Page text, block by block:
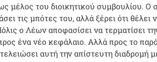
μέλος του διοικητικού συμβουλίου. Ο
τις μπότες του, αλλά ξέρει ότι
ο Λέων αποφασίσει να τερματίσει
ένα νέο κεφάλαιο. Αλλά προς το
αυτή την απίστευτη διαδρομή